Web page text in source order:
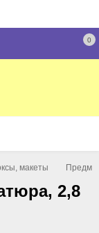
0
макеты
2,8